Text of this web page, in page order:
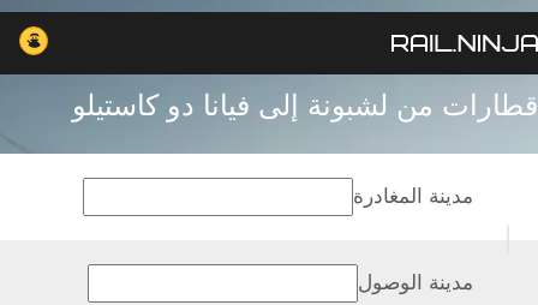
قطارات من لشبونة إلى فيانا دو كاستيلو
مدينة المغادرة
مدينة الوصول